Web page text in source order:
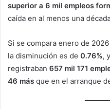
superior a 6 mil empleos
caída en al menos una
Si se compara enero de
la disminución es de 0.76%,
registraban 657 mil 171
46 más que en el arranque